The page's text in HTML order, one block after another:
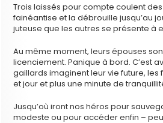
Trois laissés pour compte coulent
fainéantise et la débrouille jusqu’au
juteuse que les autres se présente à
Au même moment, leurs épouses
licenciement. Panique à bord. C’est
gaillards imaginent leur vie future, les
et jour et plus une minute de
Jusqu’où iront nos héros pour
modeste ou pour accéder enfin –